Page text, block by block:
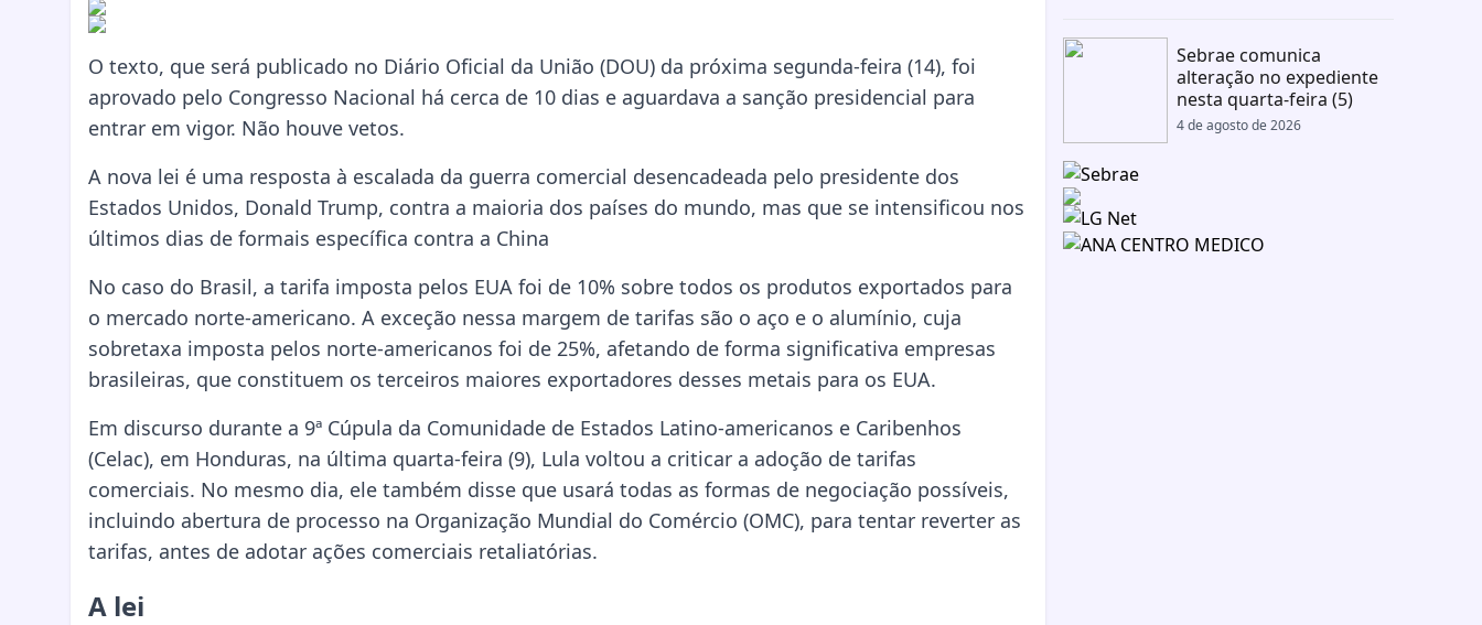
O texto, que será publicado no Diário Oficial da União (DOU) da próxima segunda-feira (14), foi
aprovado pelo Congresso Nacional há cerca de 10 dias e aguardava a sanção presidencial para
entrar em vigor. Não houve vetos.
A nova lei é uma resposta à escalada da guerra comercial desencadeada pelo presidente dos
Estados Unidos, Donald Trump, contra a maioria dos países do mundo, mas que se intensificou nos
últimos dias de formais específica contra a China
No caso do Brasil, a tarifa imposta pelos EUA foi de 10% sobre todos os produtos exportados para
o mercado norte-americano. A exceção nessa margem de tarifas são o aço e o alumínio, cuja
sobretaxa imposta pelos norte-americanos foi de 25%, afetando de forma significativa empresas
brasileiras, que constituem os terceiros maiores exportadores desses metais para os EUA.
Em discurso durante a 9ª Cúpula da Comunidade de Estados Latino-americanos e Caribenhos
(Celac), em Honduras, na última quarta-feira (9), Lula voltou a criticar a adoção de tarifas
comerciais. No mesmo dia, ele também disse que usará todas as formas de negociação possíveis,
incluindo abertura de processo na Organização Mundial do Comércio (OMC), para tentar reverter as
tarifas, antes de adotar ações comerciais retaliatórias.
A lei
Sebrae comunica
alteração no expediente
nesta quarta-feira (5)
4 de agosto de 2026